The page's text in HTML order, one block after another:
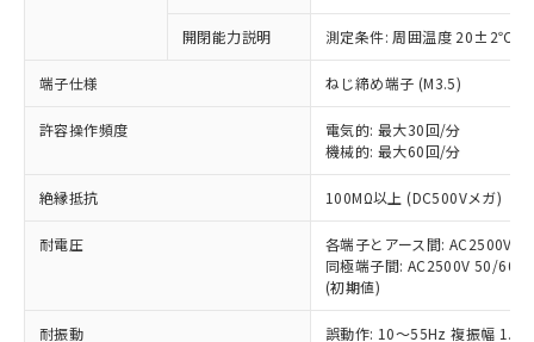
開閉能力説明 測定条件: 周囲温度 20±2℃、
端子仕様 ねじ締め端子 (M3.5)
許容操作頻度
電気的: 最大30回/分
機械的: 最大60回/分
絶縁抵抗 100MΩ以上 (DC500Vメガ)
耐電圧
各端子とアース間: AC2500V
同極端子間: AC2500V 50/
(初期値)
耐振動 誤動作: 10～55Hz 複振幅
以下の条件をお読みいただき、同意のうえ
本サービスは、当社制御機器事業取扱
商品の当社在庫状況および標準価格
(税抜)を提供させていただくもので
当社制御機器事業取扱商品の中には、
本サービスの対象外となる商品もある
ことをご了承ください。
在庫状況および標準価格照会結果は、
記載している更新日時点での社内デー
対応予定なし：EU RoHS指令（10物質）の
定はありません。
調査・確認中：EU RoHS指令（10物質）の
非含有の対応状況を調査中または確認中の
非該当品：ライセンス料など無形物で、有
害物質有無と関係のない商品です。
仕入先様の事情により、非含有部品として
いたものが、含有品と判明した場合などや
むを得ず変更することがあります。
※1 中国RoHS○×表
「○」：最大均質材料含有率が中国RoHSの
基準値以下であることを示します。
「×」：最大均質材料含有率が中国RoHSの
基準値を超えていることを示します。
「－」：未確認です。当社販売部門へお問
当社は、これら貴社製品のうち、外国
為替および外国貿易法に定める商品
（以下｢規制貨物等」という）を輸出
または国外への提供する場合は、日本